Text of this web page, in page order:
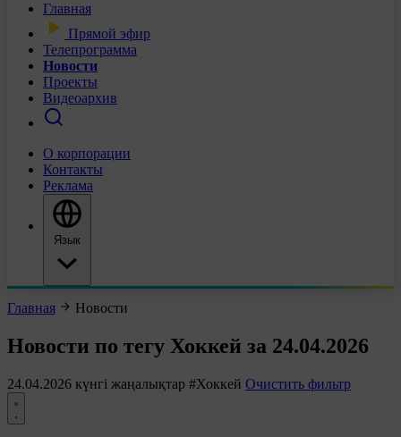
Главная
Прямой эфир
Телепрограмма
Новости
Проекты
Видеоархив
О корпорации
Контакты
Реклама
Язык
Главная Новости
Новости по тегу Хоккей за 24.04.2026
24.04.2026 күнгі жаңалықтар #Хоккей Очистить фильтр